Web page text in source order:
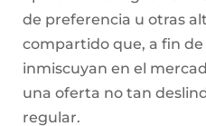
condiciones actuales,
la inflación, lo cual no
cambio. En el artículo
se especifica que marzo